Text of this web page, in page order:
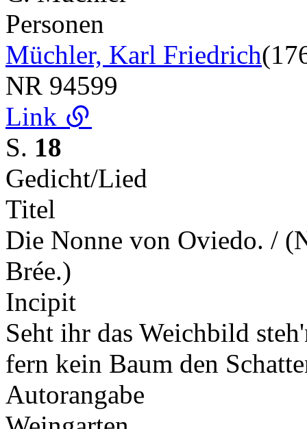
Personen
Müchler, Karl Friedrich
NR 94599
Link
S. 18
Gedicht/Lied
Titel
Die Nonne von Oviedo. /
Brée.)
Incipit
Seht ihr das Weichbild
fern kein Baum den
Autorangabe